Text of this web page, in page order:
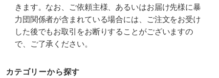
きます。なお、ご依頼主様、あるいはお届け先様に暴
力団関係者が含まれている場合には、ご注文をお受け
した後でもお取引をお断りすることがございますの
で、ご了承ください。
カテゴリーから探す